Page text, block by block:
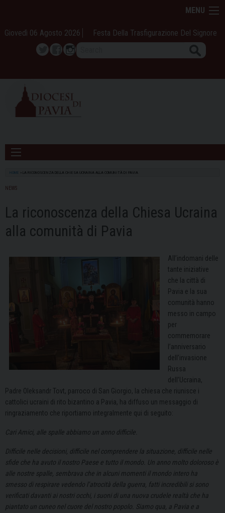
content
MENU
Giovedì 06 Agosto 2026 Festa Della Trasfigurazione Del Signore
TwitterFacebook
Instagram
HOME LA RICONOSCENZA DELLA CHIESA UCRAINA ALLA COMUNITÀ DI PAVIA
NEWS
La riconoscenza della Chiesa Ucraina
alla comunità di Pavia
All’indomani delle
tante iniziative
che la città di
Pavia e la sua
comunità hanno
messo in campo
per
commemorare
l’anniversario
dell’invasione
Russa
dell’Ucraina,
Padre Oleksandr Tovt, parroco di San Giorgio, la chiesa che riunisce i
cattolici ucraini di rito bizantino a Pavia, ha diffuso un messaggio di
ringraziamento che riportiamo integralmente qui di seguito:
Cari Amici, alle spalle abbiamo un anno difficile.
Difficile nelle decisioni, difficile nel comprendere la situazione, difficile nelle
sfide che ha avuto il nostro Paese e tutto il mondo. Un anno molto doloroso è
alle nostre spalle, sembrava che in alcuni momenti il mondo intero ha
smesso di respirare vedendo l’atrocità della guerra, fatti incredibili si sono
verificati davanti ai nostri occhi, i suoni di una nuova crudele realtà che ha
piantato un cuneo nel cuore del nostro popolo. Siamo qua, a Pavia e a